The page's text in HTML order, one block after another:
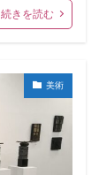
続きを読む
美術